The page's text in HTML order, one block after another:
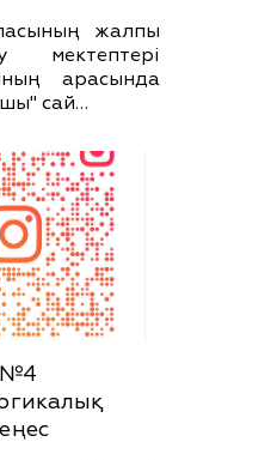
жалпы
мектептері
арасында
сай…
№4